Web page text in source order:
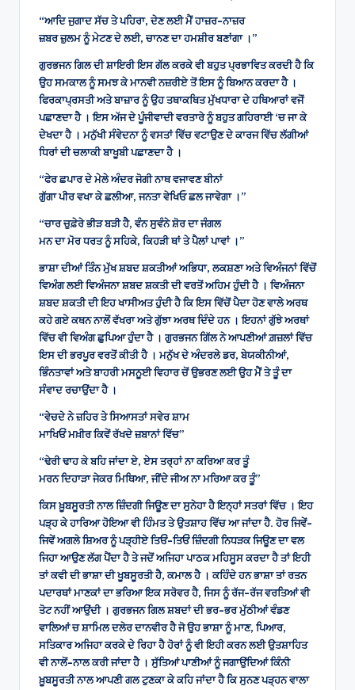
“ਆਦਿ ਜੁਗਾਦ ਸੱਚ ਤੇ ਪਹਿਰਾ, ਦੇਣ ਲਈ ਮੈਂ ਹਾਜ਼ਰ-ਨਾਜ਼ਰ
ਜ਼ਬਰ ਜ਼ੁਲਮ ਨੂੰ ਮੇਟਣ ਦੇ ਲਈ, ਚਾਨਣ ਦਾ ਹਮਸ਼ੀਰ ਬਣਾਂਗਾ ।”
ਗੁਰਭਜਨ ਗਿਲ ਦੀ ਸ਼ਾਇਰੀ ਇਸ ਗੱਲ ਕਰਕੇ ਵੀ ਬਹੁਤ ਪ੍ਰਭਾਵਿਤ ਕਰਦੀ ਹੈ ਕਿ
ਉਹ ਸਮਕਾਲ ਨੂੰ ਸਮਝ ਕੇ ਮਾਨਵੀ ਨਜ਼ਰੀਏ ਤੋਂ ਇਸ ਨੂੰ ਬਿਆਨ ਕਰਦਾ ਹੈ ।
ਫਿਰਕਾਪ੍ਰਸਤੀ ਅਤੇ ਬਾਜ਼ਾਰ ਨੂੰ ਉਹ ਤਥਾਕਥਿਤ ਮੁੱਖਧਾਰਾ ਦੇ ਹਥਿਆਰਾਂ ਵਜੋਂ
ਪਛਾਣਦਾ ਹੈ । ਇਸ ਅੱਜ ਦੇ ਪੂੰਜੀਵਾਦੀ ਵਰਤਾਰੇ ਨੂੰ ਬਹੁਤ ਗਹਿਰਾਈ ‘ਚ ਜਾ ਕੇ
ਦੇਖਦਾ ਹੈ । ਮਨੁੱਖੀ ਸੰਵੇਦਨਾ ਨੂੰ ਵਸਤਾਂ ਵਿੱਚ ਵਟਾਉਣ ਦੇ ਕਾਰਜ ਵਿੱਚ ਲੱਗੀਆਂ
ਧਿਰਾਂ ਦੀ ਚਲਾਕੀ ਬਾਖੂਬੀ ਪਛਾਣਦਾ ਹੈ ।
“ਫੇਰ ਛਪਾਰ ਦੇ ਮੇਲੇ ਅੰਦਰ ਜੋਗੀ ਨਾਥ ਵਜਾਵਣ ਬੀਨਾਂ
ਗੁੱਗਾ ਪੀਰ ਵਖਾ ਕੇ ਛਲੀਆ, ਜਨਤਾ ਵੇਖਿਓ ਛਲ ਜਾਵੇਗਾ ।”
“ਚਾਰ ਚੁਫ਼ੇਰੇ ਭੀੜ ਬੜੀ ਹੈ, ਵੰਨ ਸੁਵੰਨੇ ਸ਼ੋਰ ਦਾ ਜੰਗਲ
ਮਨ ਦਾ ਮੋਰ ਧਰਤ ਨੂੰ ਸਹਿਕੇ, ਕਿਹੜੀ ਥਾਂ ਤੇ ਪੈਲਾਂ ਪਾਵਾਂ ।”
ਭਾਸ਼ਾ ਦੀਆਂ ਤਿੰਨ ਮੁੱਖ ਸ਼ਬਦ ਸ਼ਕਤੀਆਂ ਅਭਿਧਾ, ਲਕਸ਼ਣਾ ਅਤੇ ਵਿਅੰਜਨਾਂ ਵਿੱਚੋਂ
ਵਿਅੰਗ ਲਈ ਵਿਅੰਜਨਾ ਸ਼ਬਦ ਸ਼ਕਤੀ ਦੀ ਵਰਤੋਂ ਅਹਿਮ ਹੁੰਦੀ ਹੈ । ਵਿਅੰਜਨਾ
ਸ਼ਬਦ ਸ਼ਕਤੀ ਦੀ ਇਹ ਖਾਸੀਅਤ ਹੁੰਦੀ ਹੈ ਕਿ ਇਸ ਵਿੱਚੋਂ ਪੈਦਾ ਹੋਣ ਵਾਲੇ ਅਰਥ
ਕਹੇ ਗਏ ਕਥਨ ਨਾਲੋਂ ਵੱਖਰਾ ਅਤੇ ਗੁੱਝਾ ਅਰਥ ਦਿੰਦੇ ਹਨ । ਇਹਨਾਂ ਗੁੱਝੇ ਅਰਥਾਂ
ਵਿੱਚ ਵੀ ਵਿਅੰਗ ਛੁਪਿਆ ਹੁੰਦਾ ਹੈ । ਗੁਰਭਜਨ ਗਿੱਲ ਨੇ ਆਪਣੀਆਂ ਗ਼ਜ਼ਲਾਂ ਵਿੱਚ
ਇਸ ਦੀ ਭਰਪੂਰ ਵਰਤੋਂ ਕੀਤੀ ਹੈ । ਮਨੁੱਖ ਦੇ ਅੰਦਰਲੇ ਡਰ, ਬੇਯਕੀਨੀਆਂ,
ਭਿੰਨਤਾਵਾਂ ਅਤੇ ਬਾਹਰੀ ਮਸਨੂਈ ਵਿਹਾਰ ਚੋਂ ਉਭਰਣ ਲਈ ਉਹ ਮੈਂ ਤੇ ਤੂੰ ਦਾ
ਸੰਵਾਦ ਰਚਾਉਂਦਾ ਹੈ ।
“ਵੇਚਦੇ ਨੇ ਜ਼ਹਿਰ ਤੇ ਸਿਆਸਤਾਂ ਸਵੇਰ ਸ਼ਾਮ
ਮਾਖਿਓਂ ਮਖ਼ੀਰ ਕਿਵੇਂ ਰੱਖਦੇ ਜ਼ਬਾਨਾਂ ਵਿੱਚ”
“ਢੇਰੀ ਢਾਹ ਕੇ ਬਹਿ ਜਾਂਦਾ ਏ, ਏਸ ਤਰ੍ਹਾਂ ਨਾ ਕਰਿਆ ਕਰ ਤੂੰ
ਮਰਨ ਦਿਹਾੜਾ ਜੇਕਰ ਮਿਥਿਆ, ਜੀਂਦੇ ਜੀਅ ਨਾ ਮਰਿਆ ਕਰ ਤੂੰ”
ਕਿਸ ਖ਼ੂਬਸੂਰਤੀ ਨਾਲ ਜ਼ਿੰਦਗੀ ਜਿਊਣ ਦਾ ਸੁਨੇਹਾ ਹੈ ਇਨ੍ਹਾਂ ਸਤਰਾਂ ਵਿੱਚ । ਇਹ
ਪੜ੍ਹ ਕੇ ਹਾਰਿਆ ਹੋਇਆ ਵੀ ਹਿੰਮਤ ਤੇ ਉਤਸ਼ਾਹ ਵਿੱਚ ਆ ਜਾਂਦਾ ਹੈ. ਹੋਰ ਜਿਵੇਂ-
ਜਿਵੇਂ ਅਗਲੇ ਸ਼ਿਅਰ ਨੂੰ ਪੜ੍ਹੀਏ ਤਿਓਂ-ਤਿਓਂ ਜ਼ਿੰਦਗੀ ਨਿਧੜਕ ਜਿਊਣ ਦਾ ਵਲ
ਜਿਹਾ ਆਉਣ ਲੱਗ ਪੈਂਦਾ ਹੈ ਤੇ ਜਦੋਂ ਅਜਿਹਾ ਪਾਠਕ ਮਹਿਸੂਸ ਕਰਦਾ ਹੈ ਤਾਂ ਇਹੀ
ਤਾਂ ਕਵੀ ਦੀ ਭਾਸ਼ਾ ਦੀ ਖੂਬਸੂਰਤੀ ਹੈ, ਕਮਾਲ ਹੈ । ਕਹਿੰਦੇ ਹਨ ਭਾਸ਼ਾ ਤਾਂ ਰਤਨ
ਪਦਾਰਥਾਂ ਮਾਣਕਾਂ ਦਾ ਭਰਿਆ ਇਕ ਸਰੋਵਰ ਹੈ, ਜਿਸ ਨੂੰ ਰੱਜ-ਰੱਜ ਵਰਤਿਆਂ ਵੀ
ਤੋਟ ਨਹੀਂ ਆਉਂਦੀ । ਗੁਰਭਜਨ ਗਿਲ ਸ਼ਬਦਾਂ ਦੀ ਭਰ-ਭਰ ਮੁੱਠੀਆਂ ਵੰਡਣ
ਵਾਲਿਆਂ ਚ ਸ਼ਾਮਿਲ ਦਲੇਰ ਦਾਨਵੀਰ ਹੈ ਜੋ ਉਹ ਭਾਸ਼ਾ ਨੂੰ ਮਾਣ, ਪਿਆਰ,
ਸਤਿਕਾਰ ਅਜਿਹਾ ਕਰਕੇ ਦੇ ਰਿਹਾ ਹੈ ਹੋਰਾਂ ਨੂੰ ਵੀ ਇਹੀ ਕਰਨ ਲਈ ਉਤਸ਼ਾਹਿਤ
ਵੀ ਨਾਲੋਂ-ਨਾਲ ਕਰੀ ਜਾਂਦਾ ਹੈ । ਸੁੱਤਿਆਂ ਪਾਣੀਆਂ ਨੂੰ ਜਗਾਉਂਦਿਆਂ ਕਿੰਨੀ
ਖ਼ੂਬਸੂਰਤੀ ਨਾਲ ਆਪਣੀ ਗਲ ਟੁਣਕਾ ਕੇ ਕਹਿ ਜਾਂਦਾ ਹੈ ਕਿ ਸੁਨਣ ਪੜ੍ਹਨ ਵਾਲਾ